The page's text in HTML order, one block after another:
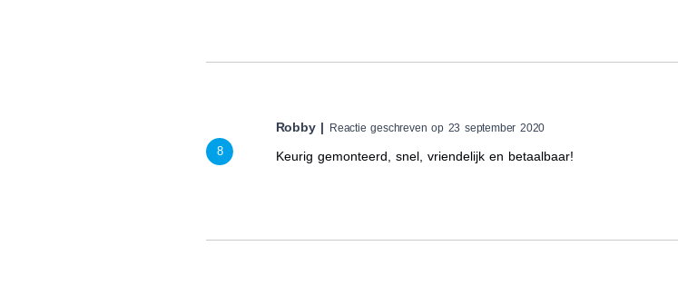
8
Robby | Reactie geschreven op 23 september 2020
Keurig gemonteerd, snel, vriendelijk en betaalbaar!